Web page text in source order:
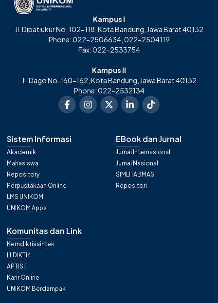
Kampus I
Jl. Dipatiukur No. 102-118, Kota Bandung, Jawa Barat 40132
Phone: 022-2506634, 022-2504119
Fax: 022-2533754
Kampus II
Jl. Dago No. 160-162, Kota Bandung, Jawa Barat 40132
Phone: 022-2532134
Sistem Informasi
Akademik
Mahasiswa
Repository
Perpustakaan Online
LMS UNIKOM
UNIKOM Apps
EBook dan Jurnal
Jurnal Internasional
Jurnal Nasional
SIMLITABMAS
Repositori
Komunitas dan Link
Kemdiktisaintek
LLDIKTI4
APTISI
Karir Online
UNIKOM Berdampak